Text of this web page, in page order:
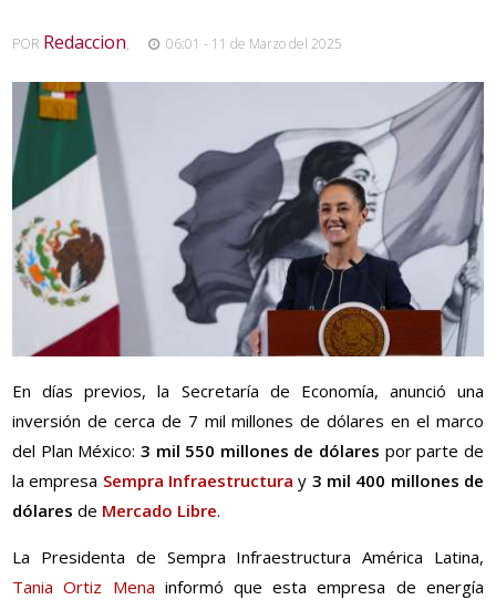
POR Redaccion, 06:01 - 11 de Marzo del 2025
En días previos, la Secretaría de Economía, anunció una
inversión de cerca de 7 mil millones de dólares en el marco
del Plan México:3 mil 550 millones de dólares por parte de
la empresa Sempra Infraestructura y 3 mil 400 millones de
dólares de Mercado Libre.
La Presidenta de Sempra Infraestructura América Latina,
Tania Ortiz Mena informó que esta empresa de energía